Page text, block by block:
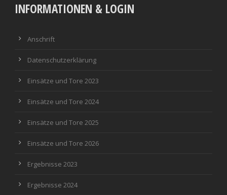
INFORMATIONEN & LOGIN
Anschrift
Datenschutzerklärung
Einsätze und Tore 2023
Einsätze und Tore 2024
Einsätze und Tore 2025
Einsätze und Tore 2026
Ergebnisse 2023
Ergebnisse 2024